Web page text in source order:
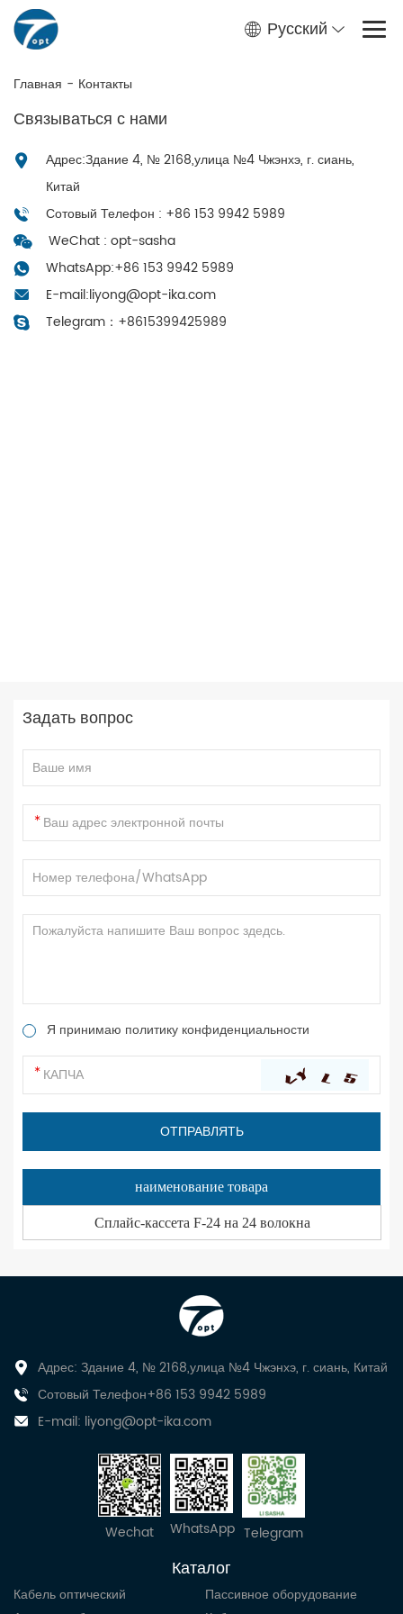
Русский
Главная - Контакты
Связываться с нами
Адрес:Здание 4, № 2168,улица №4 Чжэнхэ, г. сиань,
Китай
Сотовый Телефон : +86 153 9942 5989
WeChat : opt-sasha
WhatsApp:+86 153 9942 5989
E-mail:liyong@opt-ika.com
Telegram： +8615399425989
Задать вопрос
Я принимаю политику конфиденциальности
наименование товара
Сплайс-кассета F-24 на 24 волокна
Адрес: Здание 4, № 2168,улица №4 Чжэнхэ, г. сиань, Китай
Сотовый Телефон+86 153 9942 5989
E-mail: liyong@opt-ika.com
Wechat WhatsApp Telegram
Каталог
Кабель оптический
Пассивное оборудование